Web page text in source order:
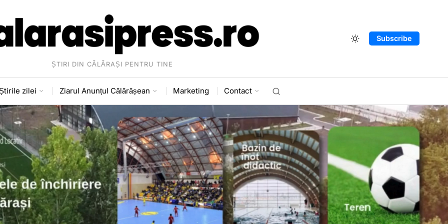
ȘTIRI DIN CĂLĂRAȘI PENTRU TINE
Subscribe
zilei Ziarul Anunțul Călărășean Marketing Contact